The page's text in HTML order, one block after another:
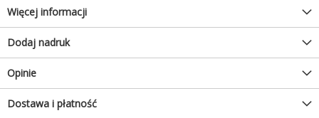
Więcej informacji
Dodaj nadruk
Opinie
Dostawa i płatność